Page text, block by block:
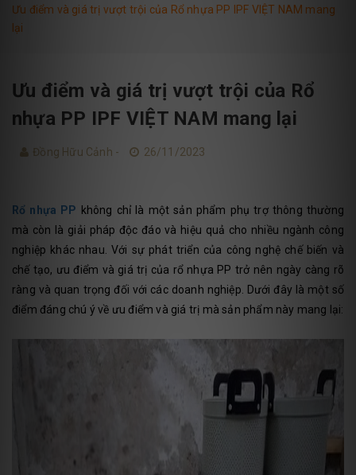
Ưu điểm và giá trị vượt trội của Rổ nhựa PP IPF VIỆT NAM mang
lại
Ưu điểm và giá trị vượt trội của Rổ
nhựa PP IPF VIỆT NAM mang lại
Đồng Hữu Cảnh - 26/11/2023
Rổ nhựa PP không chỉ là một sản phẩm phụ trợ thông thường
mà còn là giải pháp độc đáo và hiệu quả cho nhiều ngành công
nghiệp khác nhau. Với sự phát triển của công nghệ chế biến và
chế tạo, ưu điểm và giá trị của rổ nhựa PP trở nên ngày càng rõ
ràng và quan trọng đối với các doanh nghiệp. Dưới đây là một số
điểm đáng chú ý về ưu điểm và giá trị mà sản phẩm này mang lại: